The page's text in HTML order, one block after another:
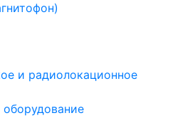
и радиолокационное
оборудование